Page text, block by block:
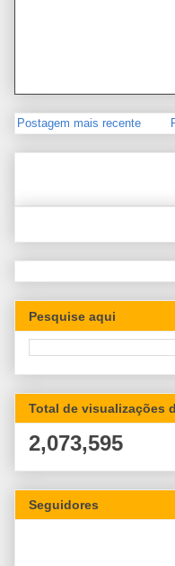
Postagem mais recente
Pesquise aqui
Total de visualizações
2,073,595
Seguidores